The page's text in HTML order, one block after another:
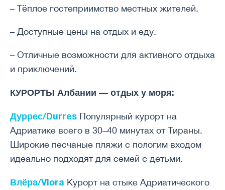
– Тёплое гостеприимство местных жителей.
– Доступные цены на отдых и еду.
– Отличные возможности для активного отдыха
и приключений.
КУРОРТЫ Албании — отдых у моря:
Дуррес/Durres Популярный курорт на
Адриатике всего в 30–40 минутах от Тираны.
Широкие песчаные пляжи с пологим входом
идеально подходят для семей с детьми.
Влёра/Vlora Курорт на стыке Адриатического